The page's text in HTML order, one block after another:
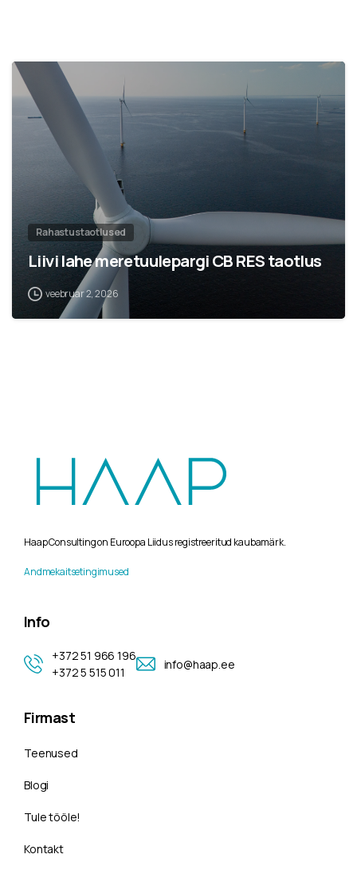
Rahastustaotlused
Liivi lahe meretuulepargi CB RES taotlus
veebruar 2, 2026
Haap Consulting on Euroopa Liidus registreeritud kaubamärk.
Andmekaitsetingimused
Info
+372 51 966 196
+372 5 515 011
info@haap.ee
Firmast
Teenused
Blogi
Tule tööle!
Kontakt